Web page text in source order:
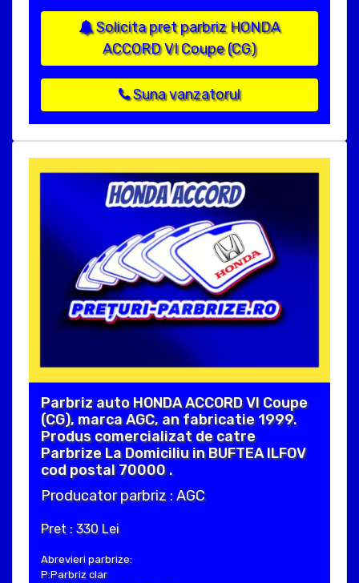
Solicita pret parbriz HONDA
ACCORD VI Coupe (CG)
Suna vanzatorul
Parbriz auto HONDA ACCORD VI Coupe
(CG), marca AGC, an fabricatie 1999.
Produs comercializat de catre
Parbrize La Domiciliu in BUFTEA ILFOV
cod postal 70000 .
Producator parbriz : AGC
Pret : 330 Lei
Abrevieri parbrize:
P:Parbriz clar